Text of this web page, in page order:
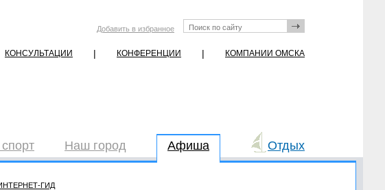
Добавить в избранное
КОНСУЛЬТАЦИИ | КОНФЕРЕНЦИИ | КОМПАНИИ ОМСКА
Наш город Афиша Отдых
ГИД